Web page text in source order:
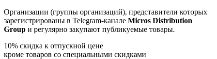
Организации (группы организаций), представители которых
зарегистрированы в Telegram-канале Micros Distribution
Group и регулярно закупают публикуемые товары.
10% скидка к отпускной цене
кроме товаров со специальными скидками